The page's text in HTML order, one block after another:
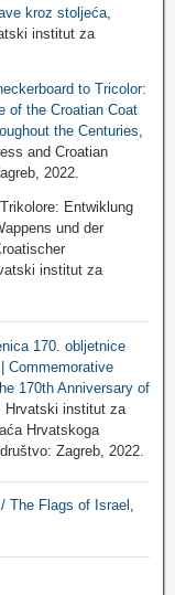
kroz stoljeća,
institut za
to Tricolor:
of the Croatian Coat
the Centuries,
and Croatian
2022.
Entwiklung
und der
institut za
170. obljetnice
Commemorative
170th Anniversary of
, Hrvatski institut za
Hrvatskoga
Zagreb, 2022.
The Flags of Israel ,